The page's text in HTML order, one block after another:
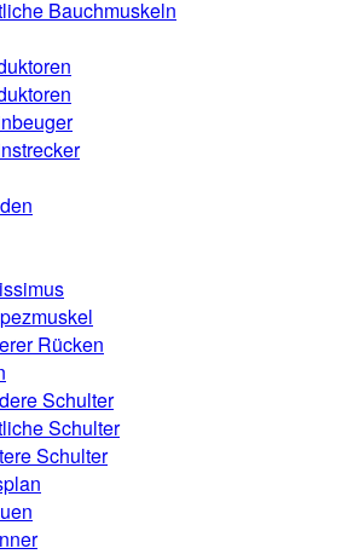
Bauchmuskeln
Rücken
Schulter
Schulter
Schulter